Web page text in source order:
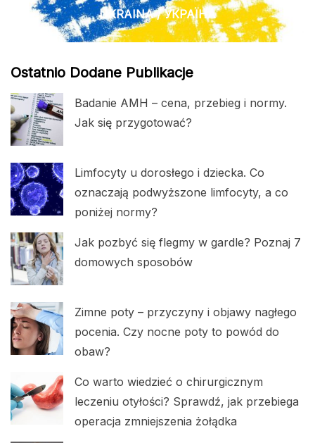
UKRAINA / УКРАЇНА
Ostatnio Dodane Publikacje
Badanie AMH – cena, przebieg i normy.
Jak się przygotować?
Limfocyty u dorosłego i dziecka. Co
oznaczają podwyższone limfocyty, a co
poniżej normy?
Jak pozbyć się flegmy w gardle? Poznaj 7
domowych sposobów
Zimne poty – przyczyny i objawy nagłego
pocenia. Czy nocne poty to powód do
obaw?
Co warto wiedzieć o chirurgicznym
leczeniu otyłości? Sprawdź, jak przebiega
operacja zmniejszenia żołądka